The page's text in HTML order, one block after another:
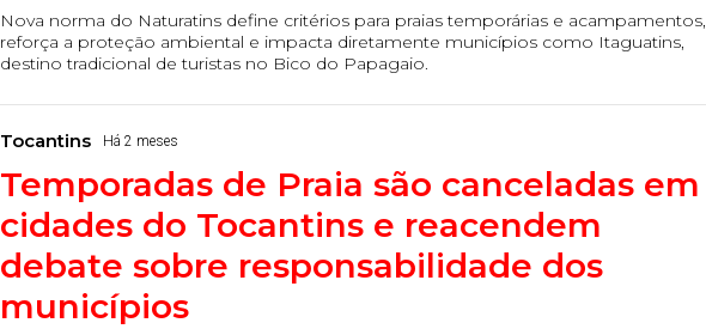
Nova norma do Naturatins define critérios para praias temporárias e acampamentos,
reforça a proteção ambiental e impacta diretamente municípios como Itaguatins,
destino tradicional de turistas no Bico do Papagaio.
Tocantins Há 2 meses
Temporadas de Praia são canceladas em
cidades do Tocantins e reacendem
debate sobre responsabilidade dos
municípios